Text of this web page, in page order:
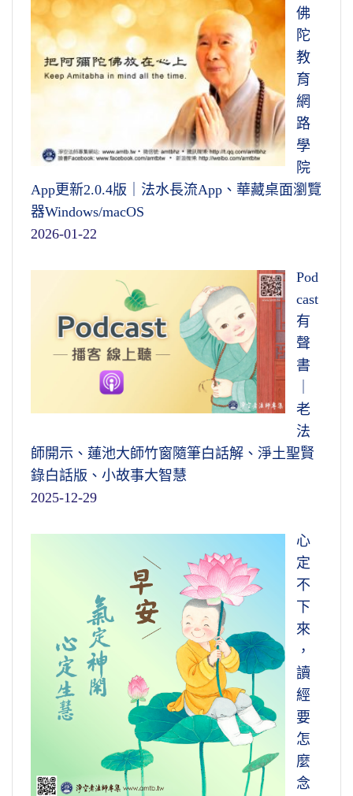
佛
陀
教
育
網
路
學
院
App更新2.0.4版｜法水長流App、華藏桌面瀏覽
器Windows/macOS
2026-01-22
Pod
cast
有
聲
書
老
法
師開示、蓮池大師竹窗隨筆白話解、淨土聖賢
錄白話版、小故事大智慧
2025-12-29
心
定
不
下
來
，
讀
經
要
怎
麼
念